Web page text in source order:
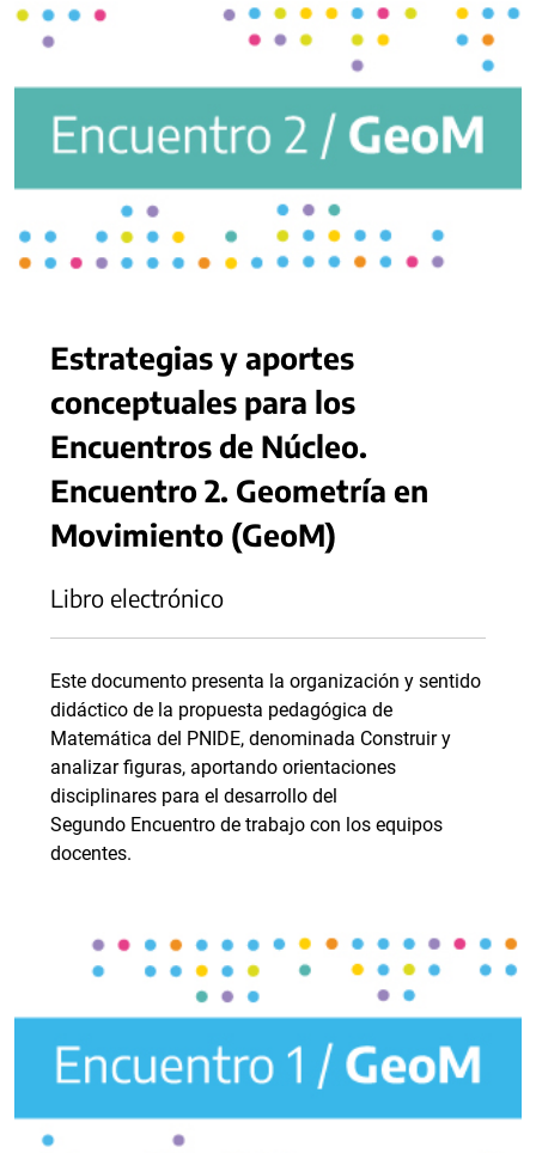
Estrategias y aportes
conceptuales para los
Encuentros de Núcleo.
Encuentro 2. Geometría en
Movimiento (GeoM)
Libro electrónico
Este documento presenta la organización y sentido
didáctico de la propuesta pedagógica de
Matemática del PNIDE, denominada Construir y
analizar figuras, aportando orientaciones
disciplinares para el desarrollo del
Segundo Encuentro de trabajo con los equipos
docentes.